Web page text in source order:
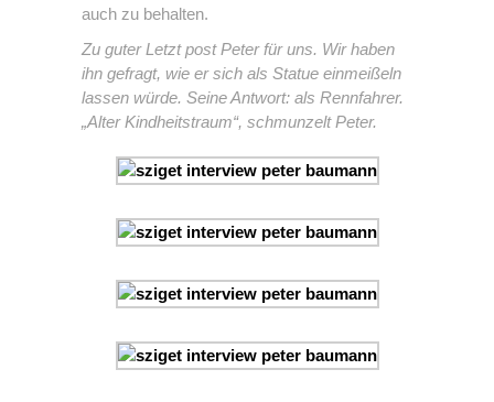
auch zu behalten.
Zu guter Letzt post Peter für uns. Wir haben
ihn gefragt, wie er sich als Statue einmeißeln
lassen würde. Seine Antwort: als Rennfahrer.
„Alter Kindheitstraum“, schmunzelt Peter.